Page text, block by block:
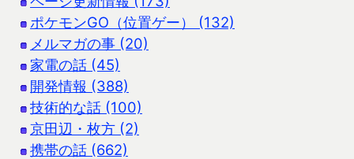
ポケモンGO（位置ゲー） (132)
メルマガの事 (20)
家電の話 (45)
開発情報 (388)
技術的な話 (100)
京田辺・枚方 (2)
携帯の話 (662)